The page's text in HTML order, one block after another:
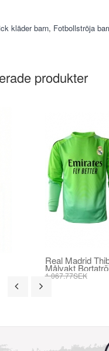
kläder barn, Fotbollströja
produkter
Real Madrid
Målvakt
Långärmad
1 067.77SEK